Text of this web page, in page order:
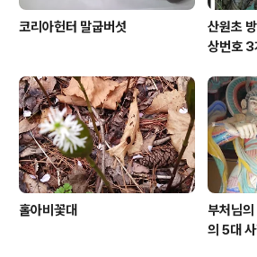
코리아헌터 말굽버섯
산원초
상번호 3
홀아비꽃대
부처님
의 5대